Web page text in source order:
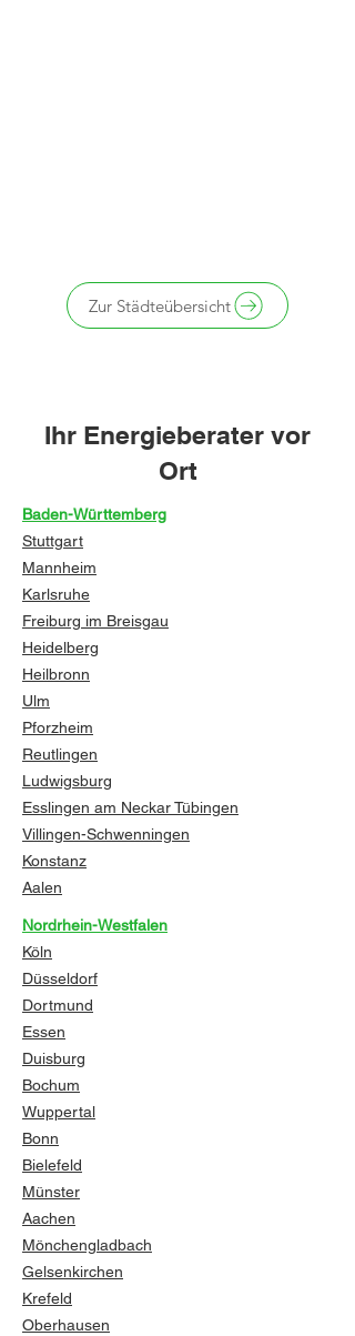
Zur Städteübersicht
Ihr Energieberater vor
Ort
Baden-Württemberg
Stuttgart
Mannheim
Karlsruhe
Freiburg im Breisgau
Heidelberg
Heilbronn
Ulm
Pforzheim
Reutlingen
Ludwigsburg
Esslingen am NeckarTübingen
Villingen-Schwenningen
Konstanz
Aalen
Nordrhein-Westfalen
Köln
Düsseldorf
Dortmund
Essen
Duisburg
Bochum
Wuppertal
Bonn
Bielefeld
Münster
Aachen
Mönchengladbach
Gelsenkirchen
Krefeld
Oberhausen